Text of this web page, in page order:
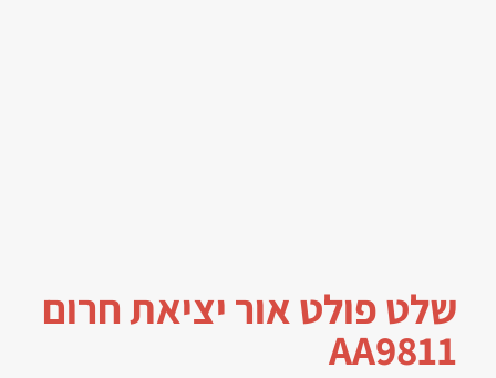
שלט פולט אור יציאת חרום
AA9811